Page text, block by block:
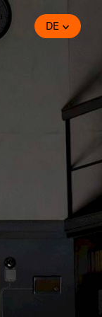
DE